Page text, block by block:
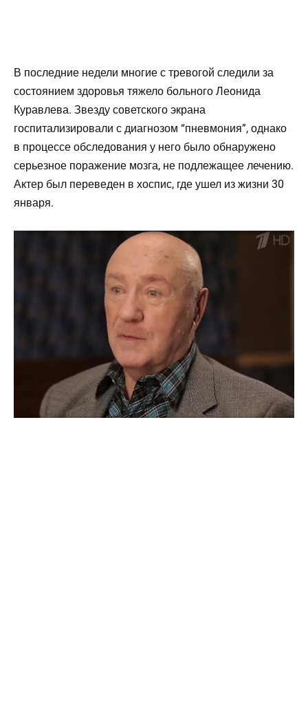
В последние недели многие с тревогой следили за
состоянием здоровья тяжело больного Леонида
Куравлева. Звезду советского экрана
госпитализировали с диагнозом “пневмония”, однако
в процессе обследования у него было обнаружено
серьезное поражение мозга, не подлежащее лечению.
Актер был переведен в хоспис, где ушел из жизни 30
января.